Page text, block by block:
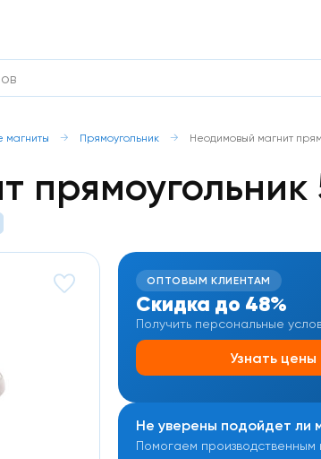
магниты Прямоугольник Неодимовый магнит
прямоугольник
ОПТОВЫМ КЛИЕНТАМ
Скидка до 48%
Получить персональные
Узнать цены
Не уверены подойдет ли
Помогаем производственным